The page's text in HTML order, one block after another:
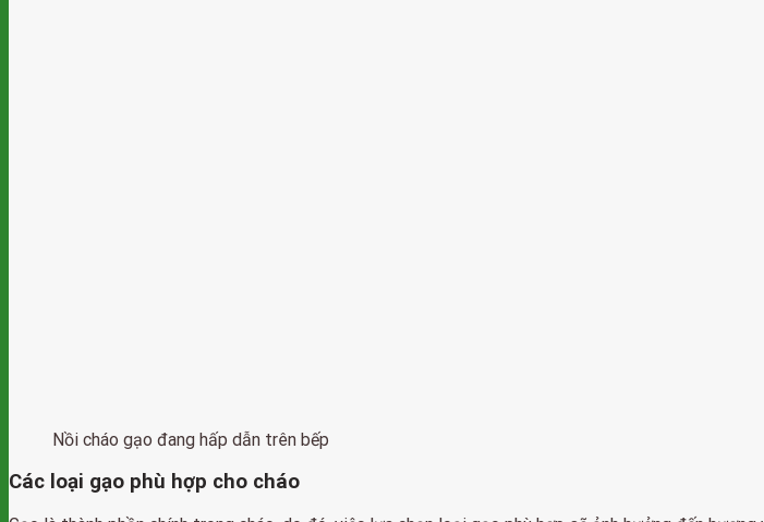
Nồi cháo gạo đang hấp dẫn trên bếp
Các loại gạo phù hợp cho cháo